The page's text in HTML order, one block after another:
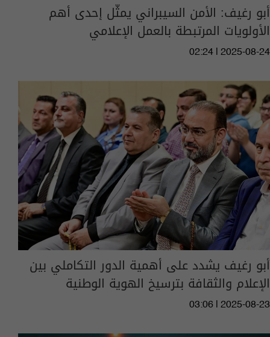
أبو رغيف: الأمن السيبراني يمثّل إحدى أهم
الأولويات المرتبطة بالعمل الإعلامي
02:24 | 2025-08-24
أبو رغيف يشدد على أهمية الدور التكاملي بين
الإعلام والثقافة بترسيخ الهوية الوطنية
03:06 | 2025-08-23